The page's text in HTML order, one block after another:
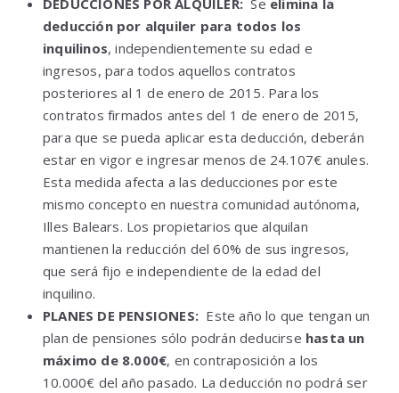
DEDUCCIONES POR ALQUILER:Se elimina la
deducción por alquiler para todos los
inquilinos, independientemente su edad e
ingresos, para todos aquellos contratos
posteriores al 1 de enero de 2015. Para los
contratos firmados antes del 1 de enero de 2015,
para que se pueda aplicar esta deducción, deberán
estar en vigor e ingresar menos de 24.107€ anules.
Esta medida afecta a las deducciones por este
mismo concepto en nuestra comunidad autónoma,
Illes Balears. Los propietarios que alquilan
mantienen la reducción del 60% de sus ingresos,
que será fijo e independiente de la edad del
inquilino.
PLANES DE PENSIONES: Este año lo que tengan un
plan de pensiones sólo podrán deducirse hasta un
máximo de 8.000€, en contraposición a los
10.000€ del año pasado. La deducción no podrá ser